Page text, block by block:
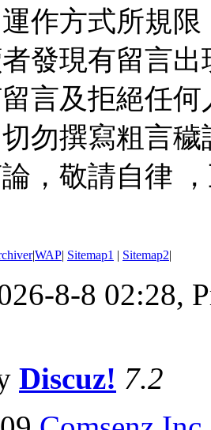
作方式所規
發現有留言
言及拒絕任
勿撰寫粗言
，敬請自律
|WAP| Sitemap1 | Sitemap2|
8-8 02:28,
Discuz! 7.2